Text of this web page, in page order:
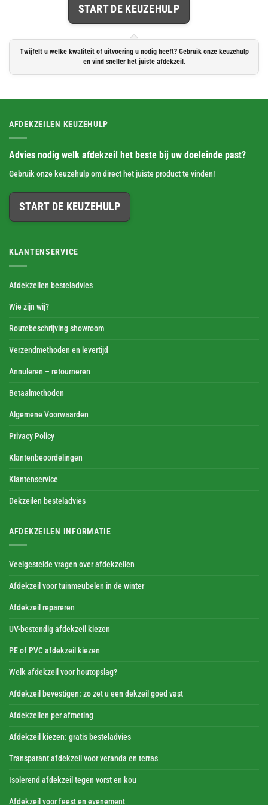
START DE KEUZEHULP
Twijfelt u welke kwaliteit of uitvoering u nodig heeft? Gebruik onze keuzehulp
en vind sneller het juiste afdekzeil.
AFDEKZEILEN KEUZEHULP
Advies nodig welk afdekzeil het beste bij uw doeleinde past?
Gebruik onze keuzehulp om direct het juiste product te vinden!
START DE KEUZEHULP
KLANTENSERVICE
Afdekzeilen besteladvies
Wie zijn wij?
Routebeschrijving showroom
Verzendmethoden en levertijd
Annuleren – retourneren
Betaalmethoden
Algemene Voorwaarden
Privacy Policy
Klantenbeoordelingen
Klantenservice
Dekzeilen besteladvies
AFDEKZEILEN INFORMATIE
Veelgestelde vragen over afdekzeilen
Afdekzeil voor tuinmeubelen in de winter
Afdekzeil repareren
UV-bestendig afdekzeil kiezen
PE of PVC afdekzeil kiezen
Welk afdekzeil voor houtopslag?
Afdekzeil bevestigen: zo zet u een dekzeil goed vast
Afdekzeilen per afmeting
Afdekzeil kiezen: gratis besteladvies
Transparant afdekzeil voor veranda en terras
Isolerend afdekzeil tegen vorst en kou
Afdekzeil voor feest en evenement